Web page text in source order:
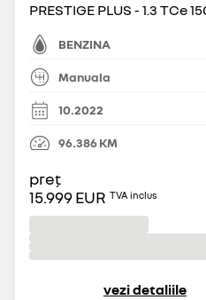
BENZINA
Manuala
10.2022
96.386KM
preț
15.999 EUR TVA inclus
vezi detaliile